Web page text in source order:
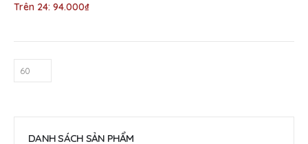
Trên 24: 94.000₫
DANH SÁCH SẢN PHẨM